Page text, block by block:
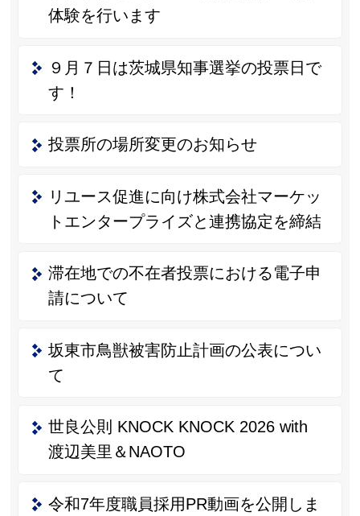
体験を行います
９月７日は茨城県知事選挙の投票日で
す！
投票所の場所変更のお知らせ
リユース促進に向け株式会社マーケッ
トエンタープライズと連携協定を締結
滞在地での不在者投票における電子申
請について
坂東市鳥獣被害防止計画の公表につい
て
世良公則 KNOCK KNOCK 2026 with
渡辺美里＆NAOTO
令和7年度職員採用PR動画を公開しま